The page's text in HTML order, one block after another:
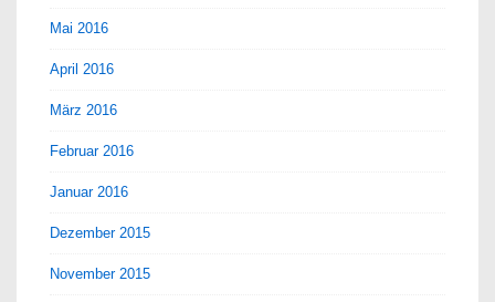
Mai 2016
April 2016
März 2016
Februar 2016
Januar 2016
Dezember 2015
November 2015